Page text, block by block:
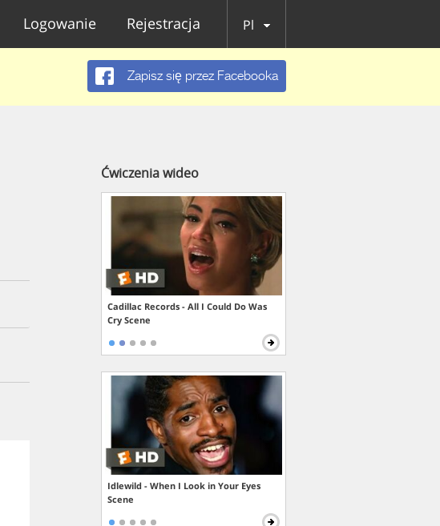
Logowanie Rejestracja Pl
Zapisz się przez Facebooka
Ćwiczenia wideo
Cadillac Records - All I Could Do Was
Cry Scene
Idlewild - When I Look in Your Eyes
Scene